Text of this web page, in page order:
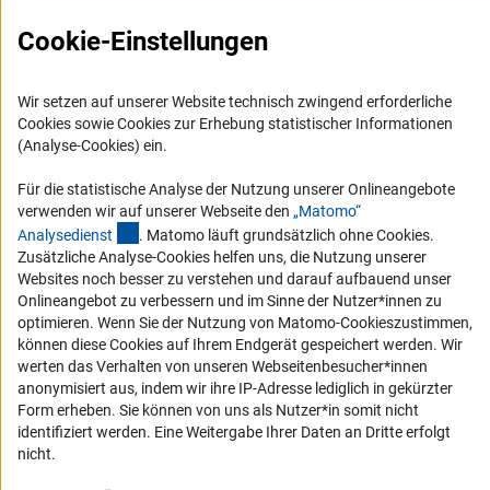
Die letzte Informationsveranstaltung in Ihrer Region
Auch stellen wir gerne Informationsmaterial zum
Auslegen bei Informationsveranstaltungen, im
Flyer (interner Link)
zur Promotion, zur wissenschaftlichen Karriere,
zum Emmy Noether-Programm und zum Heisenberg-
Programm auf Deutsch und Englisch.
Bei Interesse an diesen Angeboten schreiben Sie bitte eine
E-Mail aninfo-researchcareers@dfg.de (externer Link)
.
FAQ
Logo und Corporate Design
RSS-Feeds
Vergabeverfahren
Barrierefreiheit
Service und Informationen für Menschen mit Behinderungen
Erklärung zur Barrierefreiheit
Barriere melden
DFG-aktuell
Erhalten Sie Neuigkeiten aus der DFG direkt in Ihr Mailpostfach oder
schauen Sie sich die Ausgaben online an.
Cookie-Einstellungen
Wir setzen auf unserer Website technisch zwingend erforderliche
Cookies sowie Cookies zur Erhebung statistischer Informationen
(Analyse-Cookies) ein.
Für die statistische Analyse der Nutzung unserer Onlineangebote
verwenden wir auf unserer Webseite den „Matomo“
Analysedienst (externer Link)
. Matomo läuft grundsätzlich ohne Cookies.
Zusätzliche Analyse-Cookies helfen uns, die Nutzung unserer
Websites noch besser zu verstehen und darauf aufbauend unser
Onlineangebot zu verbessern und im Sinne der Nutzer*innen zu
optimieren. Wenn Sie der Nutzung von Matomo-Cookieszustimmen,
können diese Cookies auf Ihrem Endgerät gespeichert werden. Wir
werten das Verhalten von unseren Webseitenbesucher*innen
anonymisiert aus, indem wir ihre IP-Adresse lediglich in gekürzter
Form erheben. Sie können von uns als Nutzer*in somit nicht
identifiziert werden. Eine Weitergabe Ihrer Daten an Dritte erfolgt
nicht.